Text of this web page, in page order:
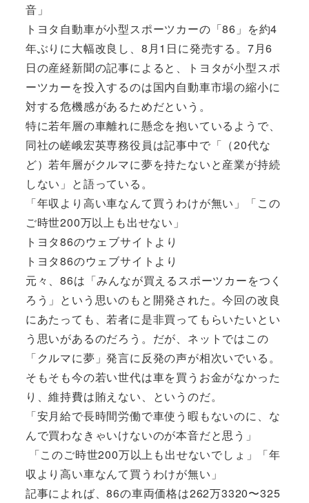
音」
トヨタ自動車が小型スポーツカーの「86」を約4
年ぶりに大幅改良し、8月1日に発売する。7月6
日の産経新聞の記事によると、トヨタが小型スポ
ーツカーを投入するのは国内自動車市場の縮小に
対する危機感があるためだという。
特に若年層の車離れに懸念を抱いているようで、
同社の嵯峨宏英専務役員は記事中で「（20代な
ど）若年層がクルマに夢を持たないと産業が持続
しない」と語っている。
「年収より高い車なんて買うわけが無い」「この
ご時世200万以上も出せない」
トヨタ86のウェブサイトより
トヨタ86のウェブサイトより
元々、86は「みんなが買えるスポーツカーをつく
ろう」という思いのもと開発された。今回の改良
にあたっても、若者に是非買ってもらいたいとい
う思いがあるのだろう。だが、ネットではこの
「クルマに夢」発言に反発の声が相次いでいる。
そもそも今の若い世代は車を買うお金がなかった
り、維持費は賄えない、というのだ。
「安月給で長時間労働で車使う暇もないのに、な
んで買わなきゃいけないのが本音だと思う」
「このご時世200万以上も出せないでしょ」「年
収より高い車なんて買うわけが無い」
記事によれば、86の車両価格は262万3320〜325